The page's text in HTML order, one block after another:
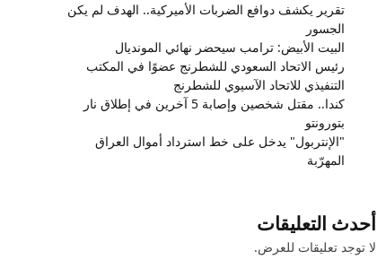
تقرير يكشف دوافع الضربات الأميركية.. الهدف لم يكن
الجسور
البيت الأبيض: ترامب سيحضر نهائي المونديال
رئيس الاتحاد السعودي للشطرنج عضوًا في المكتب
التنفيذي للاتحاد الآسيوي للشطرنج
كندا.. مقتل شخصين وإصابة 5 آخرين في إطلاق نار
بتورونتو
"الإنتربول" يدخل على خط استرداد أموال العراق
المهرّبة
أحدث التعليقات
لا توجد تعليقات للعرض.